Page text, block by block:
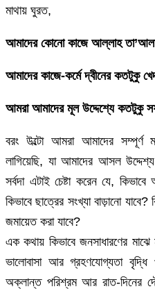
মাথায় ঘুরত,
আমাদের কোনো কাজে আল্লাহ
আমাদের কাজে-কর্মে দ্বীনের কতটুকু
আমরা আমাদের মূল উদ্দেশ্যে কতটুকু
বরং উল্টো আমরা আমাদের সম্পূর্ণ
লাগিয়েছি, যা আমাদের আসল উদ্দেশ্য
সর্বদা এটাই চেষ্টা করেন যে,
কিভাবে ছাত্রের সংখ্যা বাড়ানো যাবে?
জমায়েত করা যাবে?
এক কথায় কিভাবে জনসাধারণের মাঝে
ভালোবাসা আর গ্রহণযোগ্যতা
অক্লান্ত পরিশ্রম আর রাত-দিনের